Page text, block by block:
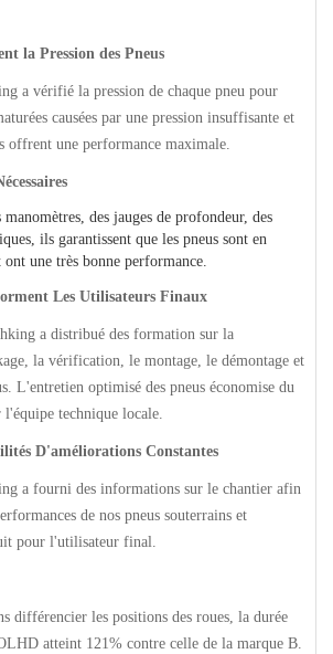
la Pression des Pneus
a vérifié la pression de chaque pneu pour
causées par une pression insuffisante et
offrent une performance maximale.
des jauges de profondeur, des
ils garantissent que les pneus sont en
ont une très bonne performance.
Les Utilisateurs Finaux
a distribué des formation sur la
la vérification, le montage, le démontage et
L'entretien optimisé des pneus économise du
technique locale.
D'améliorations Constantes
a fourni des informations sur le chantier afin
de nos pneus souterrains et
pour l'utilisateur final.
différencier les positions des roues, la durée
atteint 121% contre celle de la marque B.